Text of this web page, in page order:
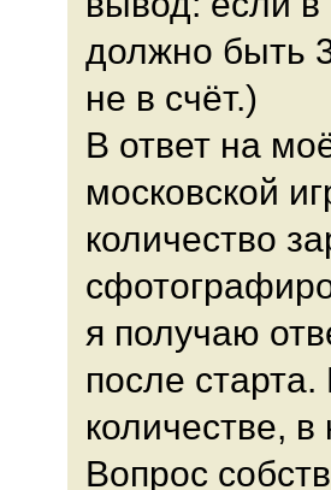
должно быть
не в счёт.)
В ответ на
московской
количество
я получаю
после
количестве,
Вопрос